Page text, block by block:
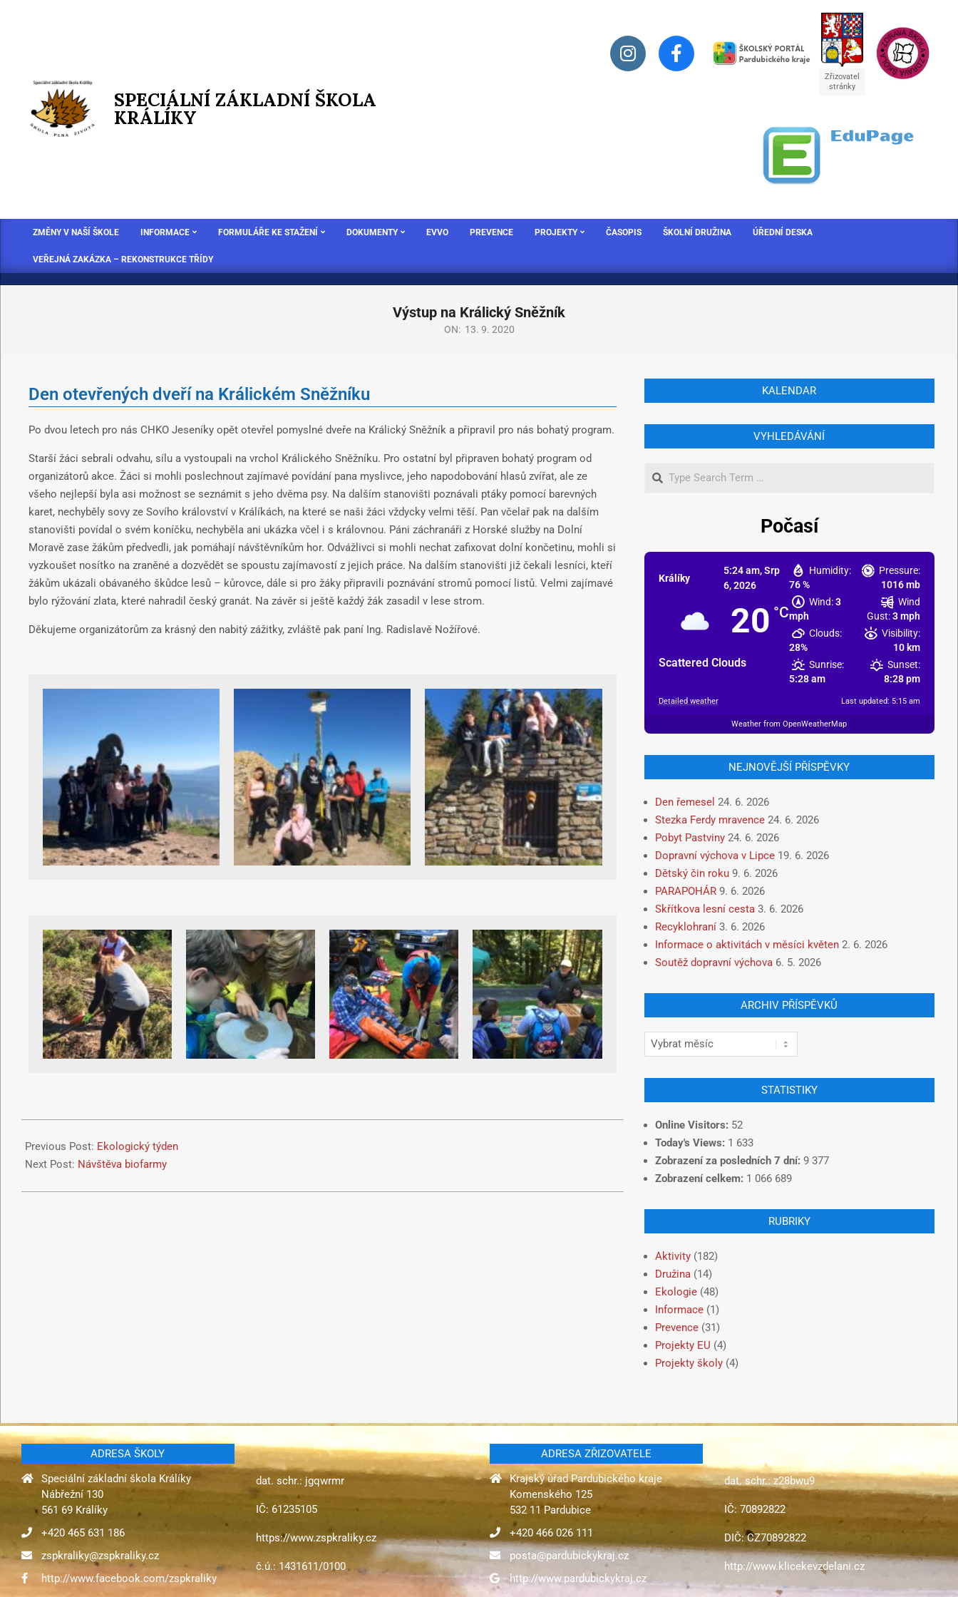
SPECIÁLNÍ ZÁKLADNÍ ŠKOLA
KRÁLÍKY
Zřizovatel
stránky
ZMĚNY V NAŠÍ ŠKOLE INFORMACE FORMULÁŘE KE STAŽENÍ DOKUMENTY EVVO PREVENCE PROJEKTY ČASOPIS ŠKOLNÍ DRUŽINA ÚŘEDNÍ DESKA
VEŘEJNÁ ZAKÁZKA – REKONSTRUKCE TŘÍDY
Výstup na Králický Sněžník
ON: 13. 9. 2020
Den otevřených dveří na Králickém Sněžníku
Po dvou letech pro nás CHKO Jeseníky opět otevřel pomyslné dveře na Králický Sněžník a připravil pro nás bohatý program.
Starší žáci sebrali odvahu, sílu a vystoupali na vrchol Králického Sněžníku. Pro ostatní byl připraven bohatý program od
organizátorů akce. Žáci si mohli poslechnout zajímavé povídání pana myslivce, jeho napodobování hlasů zvířat, ale ze
všeho nejlepší byla asi možnost se seznámit s jeho dvěma psy. Na dalším stanovišti poznávali ptáky pomocí barevných
karet, nechyběly sovy ze Sovího království v Králíkách, na které se naši žáci vždycky velmi těší. Pan včelař pak na dalším
stanovišti povídal o svém koníčku, nechyběla ani ukázka včel i s královnou. Páni záchranáři z Horské služby na Dolní
Moravě zase žákům předvedli, jak pomáhají návštěvníkům hor. Odvážlivci si mohli nechat zafixovat dolní končetinu, mohli si
vyzkoušet nosítko na zraněné a dozvědět se spoustu zajímavostí z jejich práce. Na dalším stanovišti již čekali lesníci, kteří
žákům ukázali obávaného škůdce lesů – kůrovce, dále si pro žáky připravili poznávání stromů pomocí listů. Velmi zajímavé
bylo rýžování zlata, které nahradil český granát. Na závěr si ještě každý žák zasadil v lese strom.
Děkujeme organizátorům za krásný den nabitý zážitky, zvláště pak paní Ing. Radislavě Nožířové.
Previous Post: Ekologický týden
Next Post: Návštěva biofarmy
KALENDAR
VYHLEDÁVÁNÍ
Počasí
Králíky
5:24 am,Srp
6, 2026
20 °C
Scattered Clouds
Humidity:
76 %
Pressure:
1016 mb
Wind: 3
mph
Wind
Gust:3 mph
Clouds:
28%
Visibility:
10 km
Sunrise:
5:28 am
Sunset:
8:28 pm
Detailed weather Last updated: 5:15 am
Weather from OpenWeatherMap
NEJNOVĚJŠÍ PŘÍSPĚVKY
Den řemesel 24. 6. 2026
Stezka Ferdy mravence 24. 6. 2026
Pobyt Pastviny 24. 6. 2026
Dopravní výchova v Lipce 19. 6. 2026
Dětský čin roku 9. 6. 2026
PARAPOHÁR 9. 6. 2026
Skřítkova lesní cesta 3. 6. 2026
Recyklohraní 3. 6. 2026
Informace o aktivitách v měsíci květen 2. 6. 2026
Soutěž dopravní výchova 6. 5. 2026
ARCHIV PŘÍSPĚVKŮ
STATISTIKY
Online Visitors: 52
Today's Views: 1 633
Zobrazení za posledních 7 dní: 9 377
Zobrazení celkem: 1 066 689
RUBRIKY
Aktivity(182)
Družina(14)
Ekologie(48)
Informace(1)
Prevence(31)
Projekty EU (4)
Projekty školy(4)
ADRESA ŠKOLY
Speciální základní škola Králíky
Nábřežní 130
561 69 Králíky
+420 465 631 186
zspkraliky@zspkraliky.cz
http://www.facebook.com/zspkraliky
dat. schr.: jgqwrmr
IČ: 61235105
https://www.zspkraliky.cz
č.ú.: 1431611/0100
ADRESA ZŘIZOVATELE
Krajský úřad Pardubického kraje
Komenského 125
532 11 Pardubice
+420 466 026 111
posta@pardubickykraj.cz
http://www.pardubickykraj.cz
dat. schr.: z28bwu9
IČ: 70892822
DIČ: CZ70892822
http://www.klicekevzdelani.cz